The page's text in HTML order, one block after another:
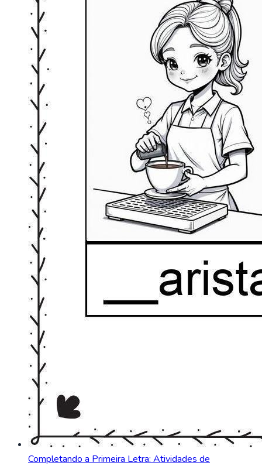
Completando a Primeira Letra: Atividades de